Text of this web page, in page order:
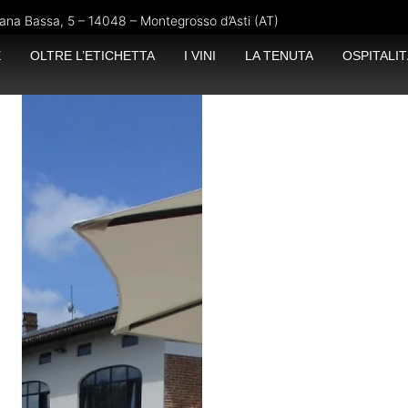
Bassa, 5 – 14048 – Montegrosso d’Asti (AT)
OLTRE L’ETICHETTA I VINI LA TENUTA